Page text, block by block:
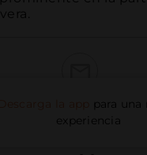
Emailpara una
experiencia